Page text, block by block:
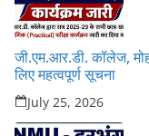
जी.एम.आर.डी. कॉलेज,
लिए महत्वपूर्ण सूचना
July 25, 2026